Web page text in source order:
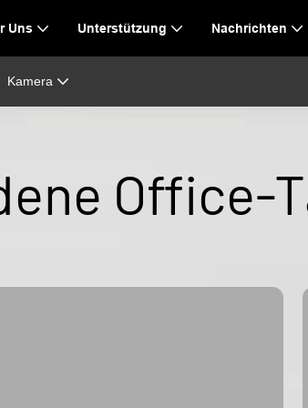
Uns Unterstützung Nachrichten
Kamera
Office-